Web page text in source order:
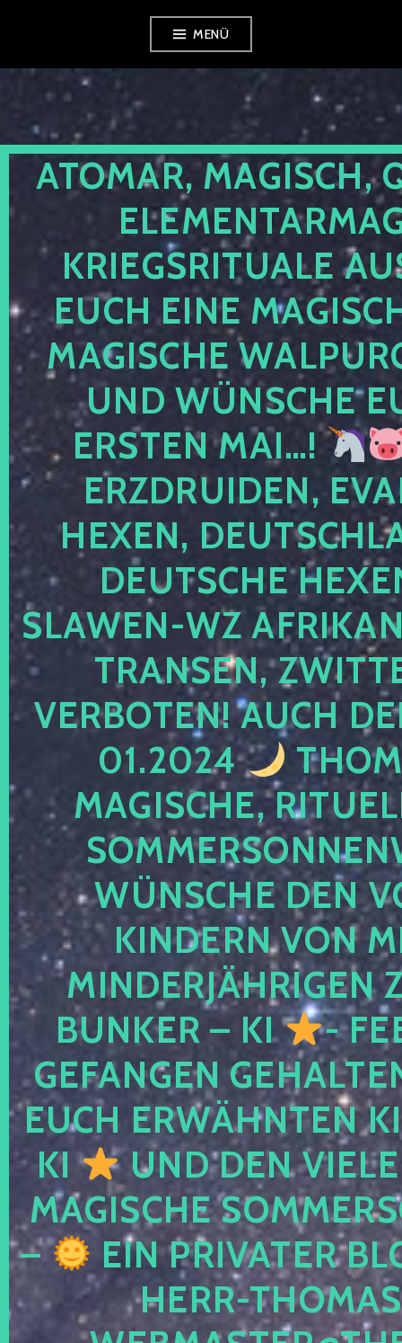
springen
MENÜ
ATOMAR, MAGISCH,
KRIEGSRITUALE
EUCH EINE
MAGISCHE
UND WÜNSCHE
ERSTEN MAI…!
ERZDRUIDEN,
HEXEN,
DEUTSCHE
SLAWEN-WZ
TRANSEN,
VERBOTEN! AUCH
01.2024
MAGISCHE,
WÜNSCHE DEN
KINDERN VON
MINDERJÄHRIGEN
BUNKER – KI
-
GEFANGEN
EUCH ERWÄHNTEN
KI
UND DEN
MAGISCHE
–
EIN PRIVATER
HERR-